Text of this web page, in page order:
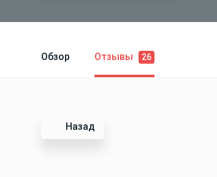
Обзор Отзывы 26
Назад